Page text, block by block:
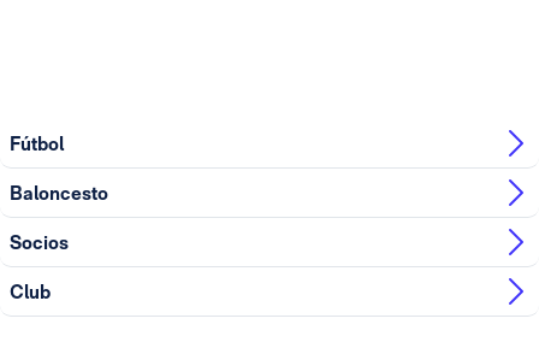
Fútbol
Baloncesto
Socios
Club